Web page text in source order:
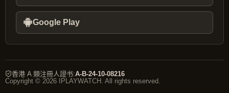
Google Play
香港 A 類注冊人證书:A-B-24-10-08216
Copyright © 2026 IPLAYWATCH. All rights reserved.